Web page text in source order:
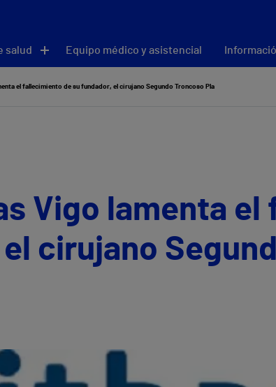
salud Equipo médico y asistencial
el fallecimiento de su fundador, el cirujano Segundo Troncoso Pla
Vigo lamenta
cirujano